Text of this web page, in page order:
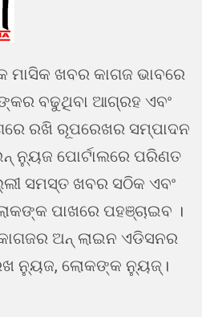
ମାସିକ ଖବର କାଗଜ ଭାବରେ
ବଢୁଥିବା ଆଗ୍ରହ ଏବଂ
ରଖି ରୂପରେଖର ସମ୍ପାଦନ
ନ୍ୟୁଜ ପୋର୍ଟାଲରେ ପରିଣତ
ସମସ୍ତ ଖବର ସଠିକ ଏବଂ
ପାଖରେ ପହଞ୍ଚାଇବ ।
ଅନ୍ ଲାଇନ ଏଡିସନର
ନ୍ୟୁଜ, ଲୋକଙ୍କ ନ୍ୟୁଜ୍।